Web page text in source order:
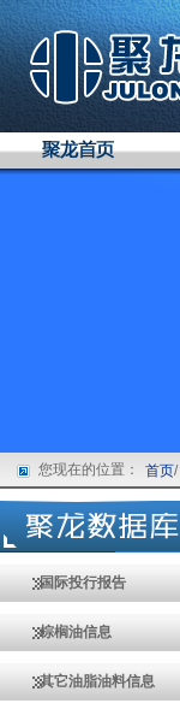
您现在的位置： 首页
国际投行报告
棕榈油信息
其它油脂油料信息